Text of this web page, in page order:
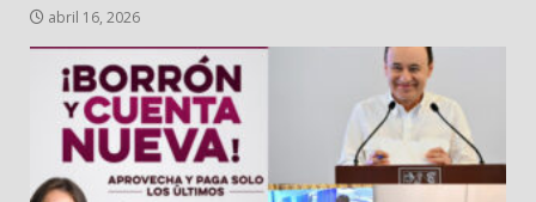
abril 16, 2026